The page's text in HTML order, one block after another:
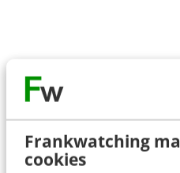
Frankwatching
cookies
Is de training geschikt